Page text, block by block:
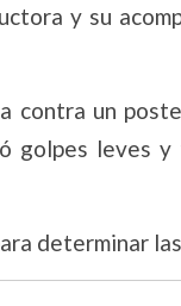
y su
contra un
leves y
determinar